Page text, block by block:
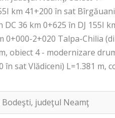
km 41+200 în sat
36 km 0+625 în DJ 155I
0+000-2+020 Talpa-Chilia
obiect 4 - modernizare
sat Vlădiceni) L=1.381 m,
Bodeşti, judeţul Neamţ